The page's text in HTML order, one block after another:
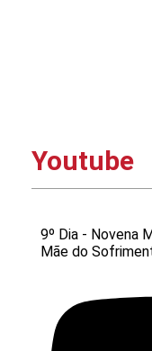
Youtube
9º Dia - Novena
Mãe do